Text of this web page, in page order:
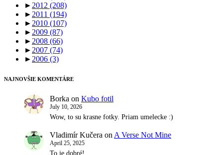
► 2012 (208)
► 2011 (194)
► 2010 (107)
► 2009 (87)
► 2008 (66)
► 2007 (74)
► 2006 (3)
NAJNOVŠIE KOMENTÁRE
Borka on Kubo fotil
July 10, 2026
Wow, to su krasne fotky. Priam umelecke :)
Vladimír Kučera on A Verse Not Mine
April 25, 2025
To je dobré!